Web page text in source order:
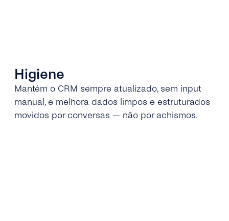
Higiene
Mantém o CRM sempre atualizado, sem input
manual, e melhora dados limpos e estruturados
movidos por conversas — não por achismos.